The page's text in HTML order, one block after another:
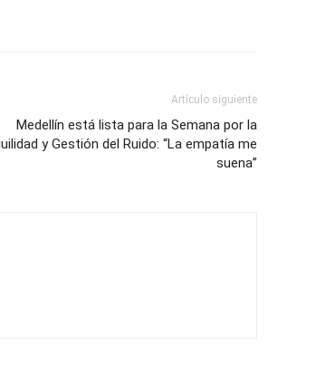
Artículo siguiente
Medellín está lista para la Semana por la
y Gestión del Ruido: “La empatía me
suena”